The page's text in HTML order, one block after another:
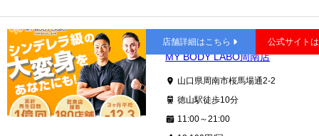
徳山
MY BODY LABO周南店
山口県周南市桜馬場通2-2
徳山駅徒歩10分
11:00～21:00
店舗詳細はこちら 公式サイト